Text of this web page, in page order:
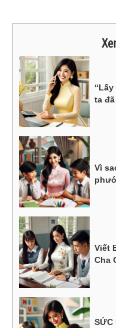
ta
Vì
Viết
Cha
SỨC